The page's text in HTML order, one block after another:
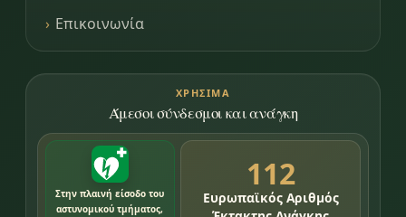
Επικοινωνία
ΧΡΉΣΙΜΑ
Άμεσοι σύνδεσμοι και ανάγκη
Στην πλαινή είσοδο του
αστυνομικού τμήματος,
112
Ευρωπαϊκός Αριθμός